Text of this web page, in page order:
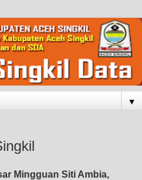
▼
Mingguan Siti Ambia,